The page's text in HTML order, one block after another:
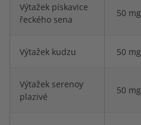
Výtažek pískavice
řeckého sena
50 mg
Výtažek kudzu 50 mg
Výtažek serenoy
plazivé
50 mg